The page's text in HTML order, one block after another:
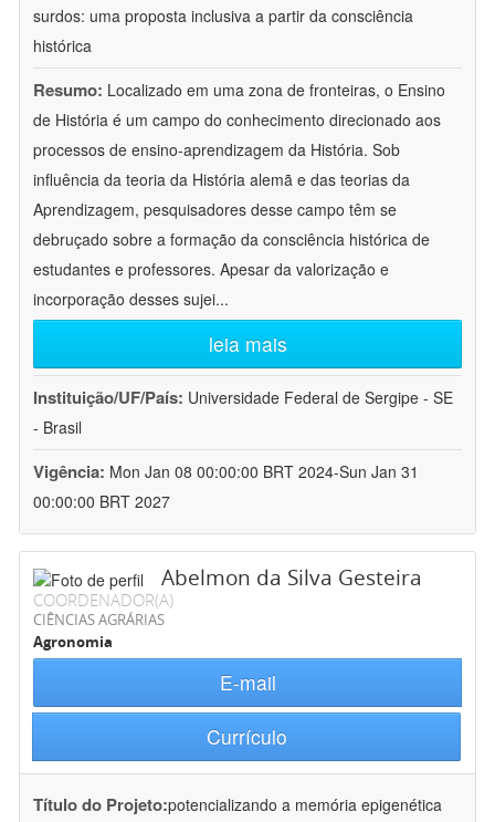
surdos: uma proposta inclusiva a partir da consciência
histórica
Resumo: Localizado em uma zona de fronteiras, o Ensino
de História é um campo do conhecimento direcionado aos
processos de ensino-aprendizagem da História. Sob
influência da teoria da História alemã e das teorias da
Aprendizagem, pesquisadores desse campo têm se
debruçado sobre a formação da consciência histórica de
estudantes e professores. Apesar da valorização e
incorporação desses sujei...
leia mais
Instituição/UF/País: Universidade Federal de Sergipe - SE
- Brasil
Vigência: Mon Jan 08 00:00:00 BRT 2024-Sun Jan 31
00:00:00 BRT 2027
Abelmon da Silva Gesteira
COORDENADOR(A)
CIÊNCIAS AGRÁRIAS
Agronomia
E-mail
Currículo
Título do Projeto:potencializando a memória epigenética